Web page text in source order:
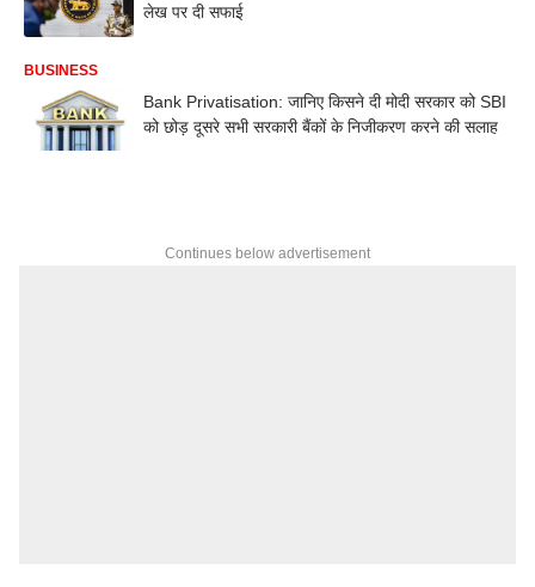
लेख पर दी सफाई
BUSINESS
Bank Privatisation: जानिए किसने दी मोदी सरकार को SBI
को छोड़ दूसरे सभी सरकारी बैंकों के निजीकरण करने की सलाह
Continues below advertisement